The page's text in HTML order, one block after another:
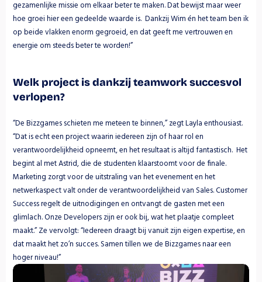
gezamenlijke missie om elkaar beter te maken. Dat bewijst maar weer
hoe groei hier een gedeelde waarde is.  Dankzij Wim én het team ben ik
op beide vlakken enorm gegroeid, en dat geeft me vertrouwen en
energie om steeds beter te worden!”
Welk project is dankzij teamwork succesvol
verlopen?
“De Bizzgames schieten me meteen te binnen,” zegt Layla enthousiast.
“Dat is echt een project waarin iedereen zijn of haar rol en
verantwoordelijkheid opneemt, en het resultaat is altijd fantastisch.  Het
begint al met Astrid, die de studenten klaarstoomt voor de finale.
Marketing zorgt voor de uitstraling van het evenement en het
netwerkaspect valt onder de verantwoordelijkheid van Sales. Customer
Success regelt de uitnodigingen en ontvangt de gasten met een
glimlach. Onze Developers zijn er ook bij, wat het plaatje compleet
maakt.” Ze vervolgt: “Iedereen draagt bij vanuit zijn eigen expertise, en
dat maakt het zo’n succes. Samen tillen we de Bizzgames naar een
hoger niveau!”